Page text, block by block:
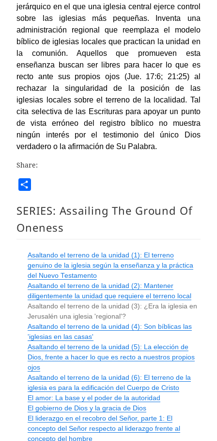
jerárquico en el que una iglesia central ejerce control
sobre las iglesias más pequeñas. Inventa una
administración regional que reemplaza el modelo
bíblico de iglesias locales que practican la unidad en
la comunión. Aquellos que promueven esta
enseñanza buscan ser libres para hacer lo que es
recto ante sus propios ojos (Jue. 17:6; 21:25) al
rechazar la singularidad de la posición de las
iglesias locales sobre el terreno de la localidad. Tal
cita selectiva de las Escrituras para apoyar un punto
de vista erróneo del registro bíblico no muestra
ningún interés por el testimonio del único Dios
verdadero o la afirmación de Su Palabra.
Share:
a
e
SERIES: Assailing The Ground Of
Oneness
Asaltando el terreno de la unidad (1): El terreno
genuino de la iglesia según la enseñanza y la práctica
del Nuevo Testamento
Asaltando el terreno de la unidad (2): Mantener
diligentemente la unidad que requiere el terreno local
Asaltando el terreno de la unidad (3): ¿Era la iglesia en
Jerusalén una iglesia 'regional'?
Asaltando el terreno de la unidad (4): Son bíblicas las
'iglesias en las casas'
Asaltando el terreno de la unidad (5): La elección de
Dios, frente a hacer lo que es recto a nuestros propios
ojos
Asaltando el terreno de la unidad (6): El terreno de la
iglesia es para la edificación del Cuerpo de Cristo
El amor: La base y el poder de la autoridad
El gobierno de Dios y la gracia de Dios
El liderazgo en el recobro del Señor, parte 1: El
concepto del Señor respecto al liderazgo frente al
concepto del hombre